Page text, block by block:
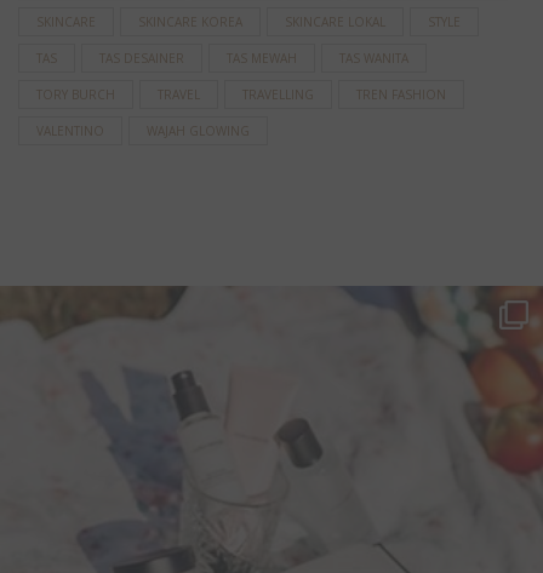
SKINCARE SKINCARE KOREA SKINCARE LOKAL STYLE
TAS TAS DESAINER TAS MEWAH TAS WANITA
TORY BURCH TRAVEL TRAVELLING TREN FASHION
VALENTINO WAJAH GLOWING